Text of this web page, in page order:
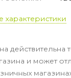
характеристики
действительна
и может